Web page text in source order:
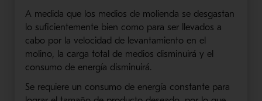
A medida que los medios de molienda se desgastan
lo suficientemente bien como para ser llevados a
cabo por la velocidad de levantamiento en el
molino, la carga total de medios disminuirá y el
consumo de energía disminuirá.
Se requiere un consumo de energía constante para